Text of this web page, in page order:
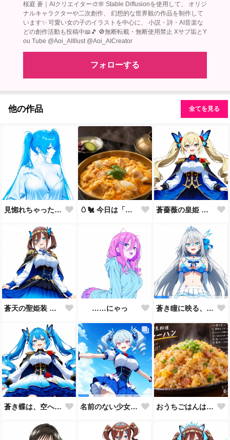
桜庭 蒼｜AIクリエイター🎨🌸 Stable Diffusionを使用して、 オリジ
ナルキャラクターや二次創作、 幻想的な世界観の作品を制作して
います✨ 可愛い女の子のイラストを中心に、 小説・詩・AI音楽な
どの創作活動も投稿中📖🎵 🚫無断転載・無断使用禁止 Xサブ垢とY
ou Tube @Aoi_AIIllust @Aoi_AICreator
フォローする
他の作品 全てを見る
見惚れちゃった？……まだ、何もしてないのに♡ 🥚🐔 今日は「親子丼の日」🍚✨ 蒼薔薇の皇姫 ― 青き王国の継承者 ―
蒼天の聖姫装 ― 蒼き王国の祝福 ― ……にゃっ 蒼き瞳に映る、まだ見ぬ未来。🩵
蒼き蝶は、空へ舞う。🦋💙 名前のない少女、誕生。🩵 おうちごはんはチャーハンで🍚💕